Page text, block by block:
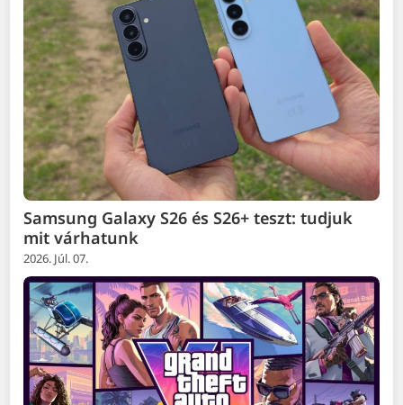
Samsung Galaxy S26 és S26+ teszt: tudjuk
mit várhatunk
2026. Júl. 07.